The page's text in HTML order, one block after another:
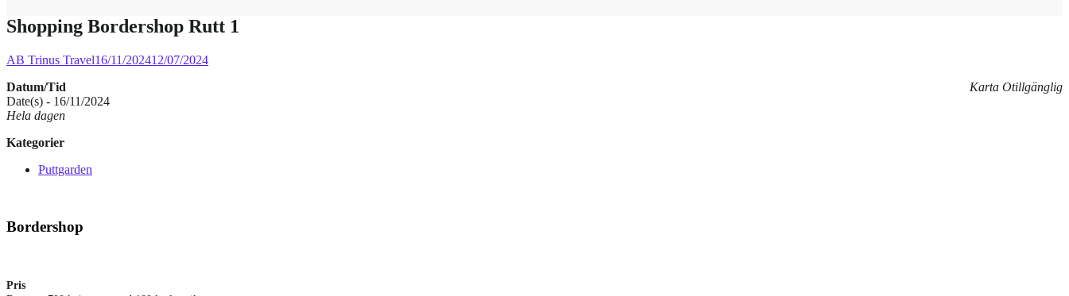
Shopping Bordershop Rutt 1
AB Trinus Travel16/11/202412/07/2024
Karta Otillgänglig
Datum/Tid
Date(s) - 16/11/2024
Hela dagen
Kategorier
Puttgarden
Bordershop
Pris